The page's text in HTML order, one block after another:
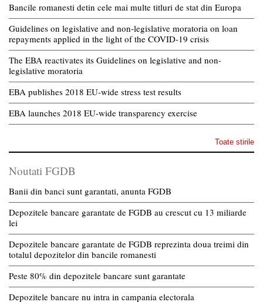
Bancile romanesti detin cele mai multe titluri de stat din Europa
Guidelines on legislative and non-legislative moratoria on loan
repayments applied in the light of the COVID-19 crisis
The EBA reactivates its Guidelines on legislative and non-
legislative moratoria
EBA publishes 2018 EU-wide stress test results
EBA launches 2018 EU-wide transparency exercise
Toate stirile
Noutati FGDB
Banii din banci sunt garantati, anunta FGDB
Depozitele bancare garantate de FGDB au crescut cu 13 miliarde
lei
Depozitele bancare garantate de FGDB reprezinta doua treimi din
totalul depozitelor din bancile romanesti
Peste 80% din depozitele bancare sunt garantate
Depozitele bancare nu intra in campania electorala